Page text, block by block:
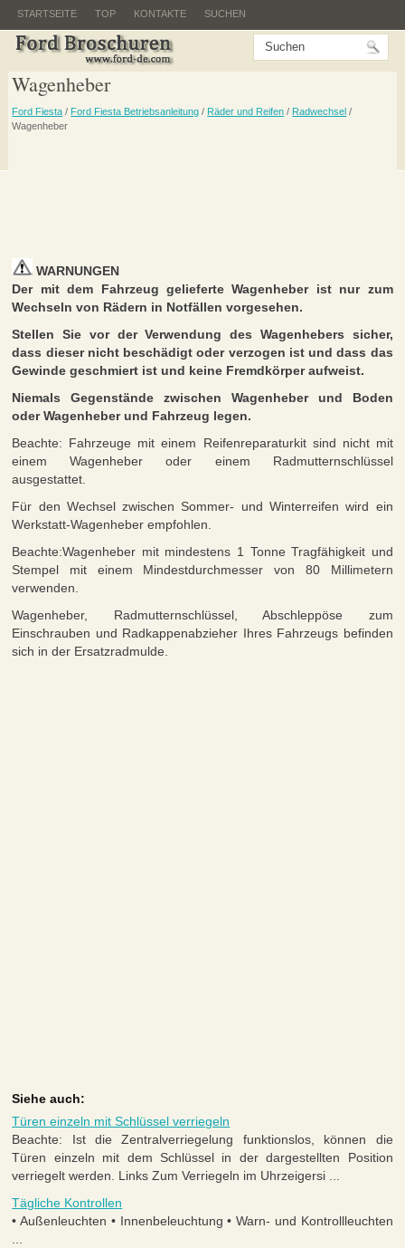
STARTSEITE TOP KONTAKTE SUCHEN
Wagenheber
Ford Fiesta / Ford Fiesta Betriebsanleitung / Räder und Reifen / Radwechsel /
Wagenheber
WARNUNGEN
Der mit dem Fahrzeug gelieferte Wagenheber ist nur zum
Wechseln von Rädern in Notfällen vorgesehen.
Stellen Sie vor der Verwendung des Wagenhebers sicher,
dass dieser nicht beschädigt oder verzogen ist und dass das
Gewinde geschmiert ist und keine Fremdkörper aufweist.
Niemals Gegenstände zwischen Wagenheber und Boden
oder Wagenheber und Fahrzeug legen.
Beachte: Fahrzeuge mit einem Reifenreparaturkit sind nicht mit
einem Wagenheber oder einem Radmutternschlüssel
ausgestattet.
Für den Wechsel zwischen Sommer- und Winterreifen wird ein
Werkstatt-Wagenheber empfohlen.
Beachte:Wagenheber mit mindestens 1 Tonne Tragfähigkeit und
Stempel mit einem Mindestdurchmesser von 80 Millimetern
verwenden.
Wagenheber, Radmutternschlüssel, Abschleppöse zum
Einschrauben und Radkappenabzieher Ihres Fahrzeugs befinden
sich in der Ersatzradmulde.
Siehe auch:
Türen einzeln mit Schlüssel verriegeln
Beachte: Ist die Zentralverriegelung funktionslos, können die
Türen einzeln mit dem Schlüssel in der dargestellten Position
verriegelt werden. Links Zum Verriegeln im Uhrzeigersi ...
Tägliche Kontrollen
• Außenleuchten • Innenbeleuchtung • Warn- und Kontrollleuchten
...